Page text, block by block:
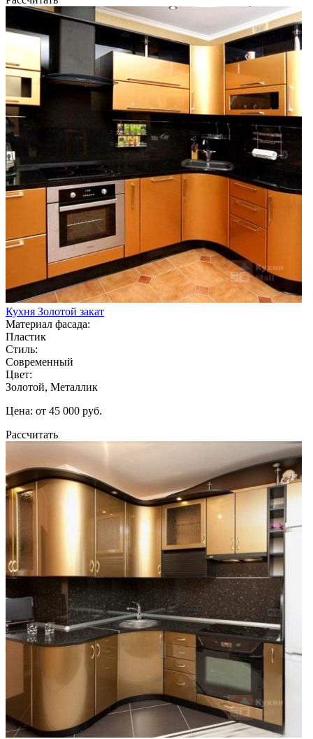
Кухня Золотой закат
Материал фасада:
Пластик
Стиль:
Современный
Цвет:
Золотой, Металлик
Цена: от 45 000 руб.
Рассчитать